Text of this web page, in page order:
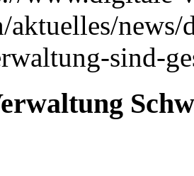
aktuelles/
sind-